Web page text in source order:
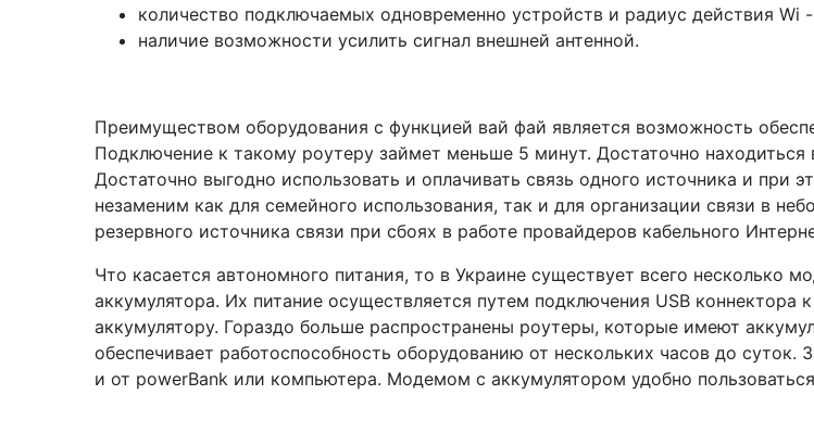
количество подключаемых одновременно устройств и радиус действия Wi
наличие возможности усилить сигнал внешней антенной.
Преимуществом оборудования с функцией вай фай является возможность
Подключение к такому роутеру займет меньше 5 минут. Достаточно
Достаточно выгодно использовать и оплачивать связь одного источника и при
незаменим как для семейного использования, так и для организации связи в
резервного источника связи при сбоях в работе провайдеров кабельного
Что касается автономного питания, то в Украине существует всего несколько
аккумулятора. Их питание осуществляется путем подключения USB
аккумулятору. Гораздо больше распространены роутеры, которые имеют
обеспечивает работоспособность оборудованию от нескольких часов до
и от powerBank или компьютера. Модемом с аккумулятором удобно